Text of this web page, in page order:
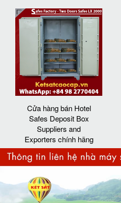
Cửa hàng bán Hotel
Safes Deposit Box
Suppliers and
Exporters chính hãng